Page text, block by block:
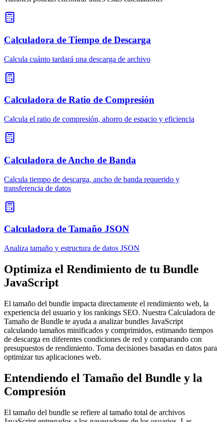
Calculadora de Tiempo de Descarga
Calcula cuánto tardará una descarga de archivo
Calculadora de Ratio de Compresión
Calcula el ratio de compresión, ahorro de espacio y eficiencia
Calculadora de Ancho de Banda
Calcula tiempo de descarga, ancho de banda requerido y
transferencia de datos
Calculadora de Tamaño JSON
Analiza tamaño y estructura de datos JSON
Optimiza el Rendimiento de tu Bundle
JavaScript
El tamaño del bundle impacta directamente el rendimiento web, la
experiencia del usuario y los rankings SEO. Nuestra Calculadora de
Tamaño de Bundle te ayuda a analizar bundles JavaScript
calculando tamaños minificados y comprimidos, estimando tiempos
de descarga en diferentes condiciones de red y comparando con
presupuestos de rendimiento. Toma decisiones basadas en datos para
optimizar tus aplicaciones web.
Entendiendo el Tamaño del Bundle y la
Compresión
El tamaño del bundle se refiere al tamaño total de archivos